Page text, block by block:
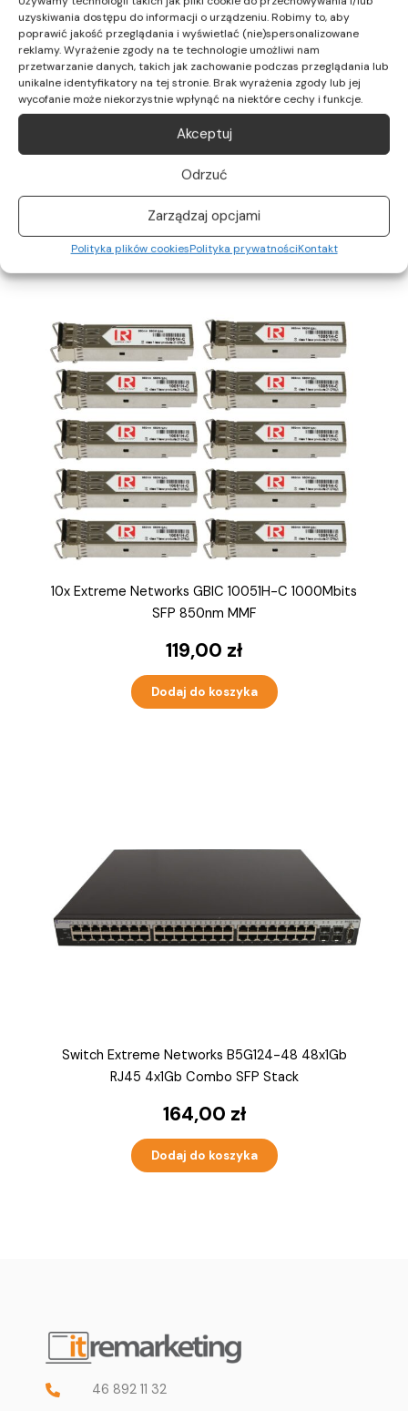
uzyskiwania dostępu do informacji o urządzeniu. Robimy to, aby
poprawić jakość przeglądania i wyświetlać (nie)spersonalizowane
reklamy. Wyrażenie zgody na te technologie umożliwi nam
przetwarzanie danych, takich jak zachowanie podczas przeglądania lub
unikalne identyfikatory na tej stronie. Brak wyrażenia zgody lub jej
wycofanie może niekorzystnie wpłynąć na niektóre cechy i funkcje.
Akceptuj
Odrzuć
Zarządzaj opcjami
Polityka plików cookiesPolityka prywatnościKontakt
4x Extreme Networks GBIC 10301-C 10Gbits SFP+
850nm
199,00
10x Extreme Networks GBIC 10051H-C 1000Mbits
SFP 850nm MMF
119,00 zł
Dodaj do koszyka
Switch Extreme Networks B5G124-48 48x1Gb
RJ45 4x1Gb Combo SFP Stack
164,00 zł
Dodaj do koszyka
46 892 11 32